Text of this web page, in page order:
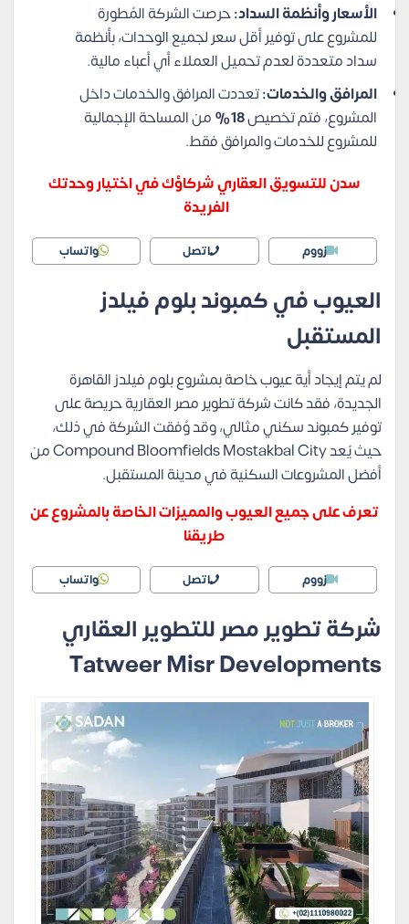
الأسعار وأنظمة السداد:حرصت الشركة المُطورة
للمشروع على توفير أقل سعر لجميع الوحدات، بأنظمة
سداد متعددة لعدم تحميل العملاء أي أعباء مالية.
المرافق والخدمات:تعددت المرافق والخدمات داخل
المشروع، فتم تخصيص18%
من المساحة الإجمالية
للمشروع للخدمات والمرافق فقط.
سدن للتسويق العقاري شركاؤك في اختيار وحدتك
الفريدة
زووم اتصل واتساب
العيوب في كمبوند بلوم فيلدز
المستقبل
لم يتم إيجاد أية عيوب خاصة بمشروع بلوم فيلدز القاهرة
الجديدة، فقد كانت شركة تطوير مصر العقارية حريصة على
توفير كمبوند سكني مثالي، وقد وُفقت الشركة في ذلك،
حيث يُعد Compound Bloomfields Mostakbal City من
أفضل المشروعات السكنية في مدينة المستقبل.
تعرف على جميع العيوب والمميزات الخاصة بالمشروع عن
طريقنا
زووم اتصل واتساب
شركة تطوير مصر للتطوير العقاري
Tatweer Misr Developments